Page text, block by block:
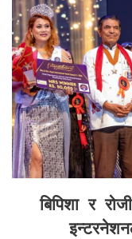
बिपिशा र